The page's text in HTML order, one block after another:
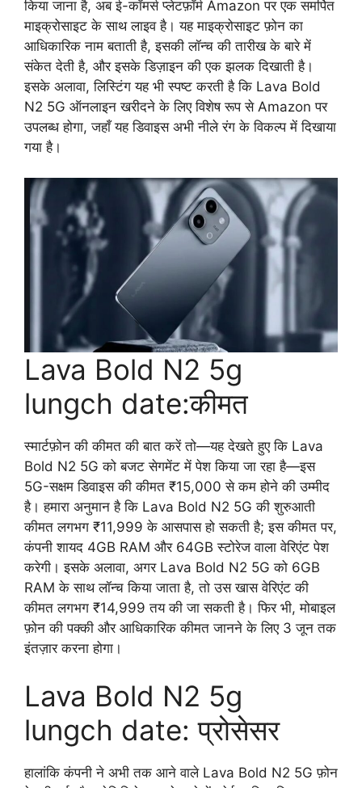
किया जाना है, अब ई-कॉमर्स प्लेटफ़ॉर्म Amazon पर एक समर्पित
माइक्रोसाइट के साथ लाइव है। यह माइक्रोसाइट फ़ोन का
आधिकारिक नाम बताती है, इसकी लॉन्च की तारीख के बारे में
संकेत देती है, और इसके डिज़ाइन की एक झलक दिखाती है।
इसके अलावा, लिस्टिंग यह भी स्पष्ट करती है कि Lava Bold
N2 5G ऑनलाइन खरीदने के लिए विशेष रूप से Amazon पर
उपलब्ध होगा, जहाँ यह डिवाइस अभी नीले रंग के विकल्प में दिखाया
गया है।
Lava Bold N2 5g
lungch date:कीमत
स्मार्टफ़ोन की कीमत की बात करें तो—यह देखते हुए कि Lava
Bold N2 5G को बजट सेगमेंट में पेश किया जा रहा है—इस
5G-सक्षम डिवाइस की कीमत ₹15,000 से कम होने की उम्मीद
है। हमारा अनुमान है कि Lava Bold N2 5G की शुरुआती
कीमत लगभग ₹11,999 के आसपास हो सकती है; इस कीमत पर,
कंपनी शायद 4GB RAM और 64GB स्टोरेज वाला वेरिएंट पेश
करेगी। इसके अलावा, अगर Lava Bold N2 5G को 6GB
RAM के साथ लॉन्च किया जाता है, तो उस खास वेरिएंट की
कीमत लगभग ₹14,999 तय की जा सकती है। फिर भी, मोबाइल
फ़ोन की पक्की और आधिकारिक कीमत जानने के लिए 3 जून तक
इंतज़ार करना होगा।
Lava Bold N2 5g
lungch date: प्रोसेसर
हालांकि कंपनी ने अभी तक आने वाले Lava Bold N2 5G फ़ोन